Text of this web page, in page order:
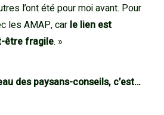
l’ont été pour moi avant. Pour
les AMAP, car le lien est
être fragile. »
des paysans-conseils, c’est…